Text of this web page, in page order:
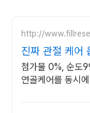
http://
진짜 관절 케어
집중 케어
첨가물 0%, 순도
연골케어를 동시